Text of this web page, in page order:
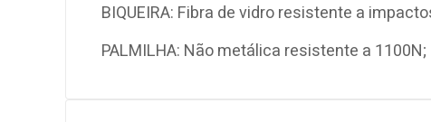
BIQUEIRA: Fibra de vidro resistente a
PALMILHA: Não metálica resistente a 1100N;